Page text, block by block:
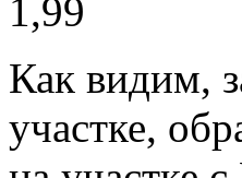
1,99
Как видим,
участке,